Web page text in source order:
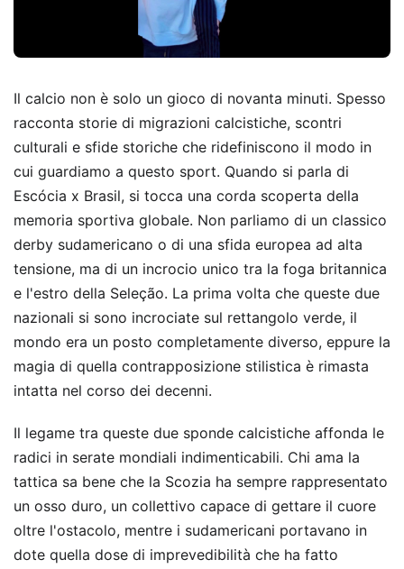
Il calcio non è solo un gioco di novanta minuti. Spesso
racconta storie di migrazioni calcistiche, scontri
culturali e sfide storiche che ridefiniscono il modo in
cui guardiamo a questo sport. Quando si parla di
Escócia x Brasil, si tocca una corda scoperta della
memoria sportiva globale. Non parliamo di un classico
derby sudamericano o di una sfida europea ad alta
tensione, ma di un incrocio unico tra la foga britannica
e l'estro della Seleção. La prima volta che queste due
nazionali si sono incrociate sul rettangolo verde, il
mondo era un posto completamente diverso, eppure la
magia di quella contrapposizione stilistica è rimasta
intatta nel corso dei decenni.
Il legame tra queste due sponde calcistiche affonda le
radici in serate mondiali indimenticabili. Chi ama la
tattica sa bene che la Scozia ha sempre rappresentato
un osso duro, un collettivo capace di gettare il cuore
oltre l'ostacolo, mentre i sudamericani portavano in
dote quella dose di imprevedibilità che ha fatto